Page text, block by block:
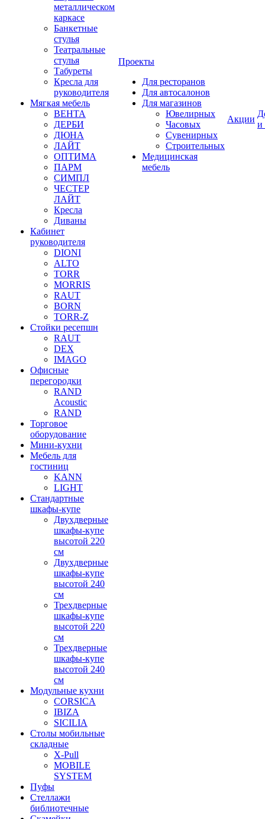
металлическом
каркасе
Банкетные
стулья
Театральные
стулья
Табуреты
Кресла для
руководителя
Мягкая мебель
ВЕНТА
ДЕРБИ
ДЮНА
ЛАЙТ
ОПТИМА
ПАРМ
СИМПЛ
ЧЕСТЕР
ЛАЙТ
Кресла
Диваны
Кабинет
руководителя
DIONI
ALTO
TORR
MORRIS
RAUT
BORN
TORR-Z
Стойки ресепшн
RAUT
DEX
IMAGO
Офисные
перегородки
RAND
Acoustic
RAND
Торговое
оборудование
Мини-кухни
Мебель для
гостиниц
KANN
LIGHT
Стандартные
шкафы-купе
Двухдверные
шкафы-купе
высотой 220
см
Двухдверные
шкафы-купе
высотой 240
см
Трехдверные
шкафы-купе
высотой 220
см
Трехдверные
шкафы-купе
высотой 240
см
Модульные кухни
CORSICA
IBIZA
SICILIA
Столы мобильные
складные
X-Pull
MOBILE
SYSTEM
Пуфы
Стеллажи
библиотечные
Проекты
Для ресторанов
Для автосалонов
Для магазинов
Ювелирных
Часовых
Сувенирных
Строительных
Медицинская
мебель
Акции
и